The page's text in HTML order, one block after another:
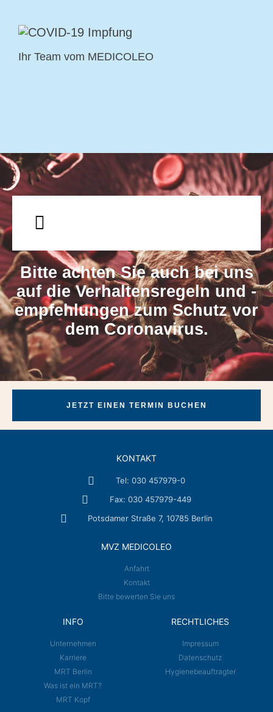
Ihr Team vom MEDICOLEO
Bitte achten Sie auch bei uns
auf die Verhaltensregeln und -
empfehlungen zum Schutz vor
dem Coronavirus.
JETZT EINEN TERMIN BUCHEN
KONTAKT
Tel: 030 457979-0
Fax: 030 457979-449
Potsdamer Straße 7, 10785 Berlin
MVZ MEDICOLEO
Anfahrt
Kontakt
Bitte bewerten Sie uns
INFO
Unternehmen
Karriere
MRT Berlin
Was ist ein MRT?
MRT Kopf
RECHTLICHES
Impressum
Datenschutz
Hygienebeauftragter